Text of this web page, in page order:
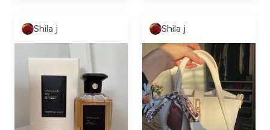
Shila j Shila j